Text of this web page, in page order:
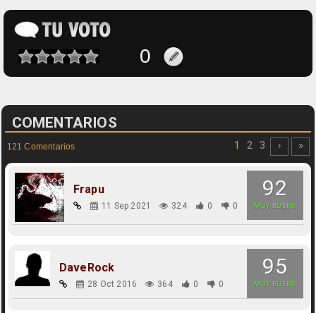
COMENTARIOS
121 Comentarios 1 2 3 › »
92
MUY BUENO
Frapu
11 Sep 2021 324 0 0
95
MUY BUENO
DaveRock
28 Oct 2016 364 0 0